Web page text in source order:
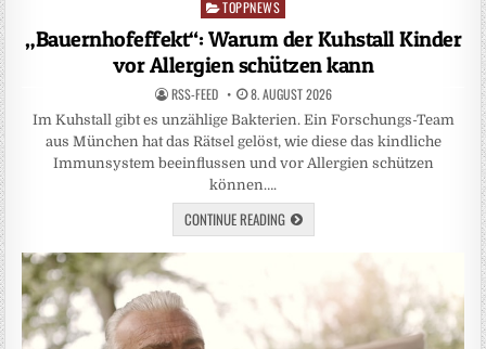
Posted
in
TOPPNEWS
„Bauernhofeffekt“: Warum der Kuhstall Kinder
vor Allergien schützen kann
RSS-FEED 8. AUGUST 2026
Im Kuhstall gibt es unzählige Bakterien. Ein Forschungs-Team
aus München hat das Rätsel gelöst, wie diese das kindliche
Immunsystem beeinflussen und vor Allergien schützen
können….
CONTINUE READING